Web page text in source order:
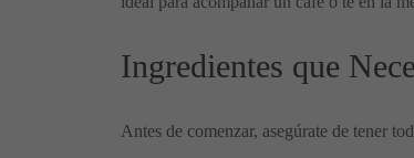
Ingredientes que
Antes de comenzar, asegúrate de tener